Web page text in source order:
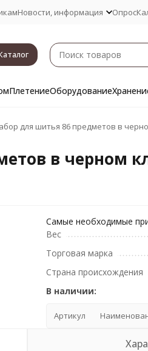
Новости, информация Опрос
ПлетениеОборудование
для шитья 86 предметов в
в черном
Самые необходимые
Вес
Торговая марка
Страна происхождения
В наличии:
Артикул